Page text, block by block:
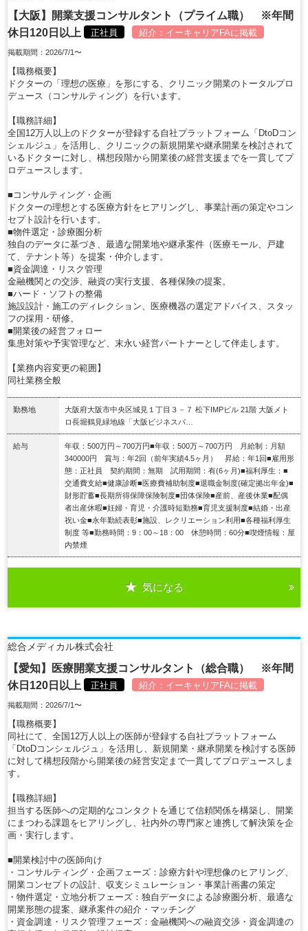
【大阪】開業支援コンサルタント（プライム職） ※年間
休日120日以上
正社員 紹介： イーキャリアFAに掲載
掲載期間：2026/7/1〜
【職務概要】
ドクターの「理想の医療」を形にする、クリニック開業のトータルプロ
デュース（コンサルティング）を行います。
【職務詳細】
全国12万人以上のドクターが登録する自社プラットフォーム「DtoDコン
シェルジュ」を活用し、クリニックの新規開業や継承開業を検討されて
いるドクターに対し、構想段階から開業後の経営支援までを一貫してプ
ロデュースします。
■コンサルティング・企画
ドクターの理想とする医療方針をヒアリングし、事業計画の策定やコン
セプト設計を行います。
■物件選定・診療圏分析
独自のデータに基づき、最適な開業地や継承案件（医療モール、戸建
て、テナント等）を提案・仲介します。
■資金調達・リスク管理
金融機関との交渉、融資の実行支援、各種保険の提案。
■ハード・ソフトの整備
施設設計・施工のディレクション、医療機器の選定アドバイス、スタッ
フの採用・研修。
■開業後の経営フォロー
集患対策や予実管理など、末永い経営パートナーとして伴走します。
【業務内容変更の範囲】
同社業務全般
勤務地
大阪府大阪市中央区城見１丁目３－７ 松下IMPビル 21階 大阪メト
ロ長堀鶴見緑地線「大阪ビジネスパ…
給与
年収：500万円～700万円■年収：500万～700万円 月給制：月額
340000円 賞与：年2回（前年実績4.5ヶ月） 昇給：年1回■雇用形
態：正社員 契約期間：無期 試用期間：有(6ヶ月)■福利厚生：■
交通費支給■健康診断■医療費補助制度■退職金制度(確定拠出年金)■
財形貯蓄■長期所得保障保険制度■団体保険■産前、産後休業■配偶
者出産休暇■妊婦・育児・介護時短勤務■育児支援制度■結婚・出産
祝い金■永年勤続表彰■施設、レクリエーション利用■各種福利厚生
制度 等■勤務時間：9：00～18：00 休憩時間：60分■喫煙情報：屋
内禁煙
気になる
総合メディカル株式会社
【愛知】医療開業支援コンサルタント（総合職） ※年間
休日120日以上
正社員 紹介： イーキャリアFAに掲載
掲載期間：2026/7/1〜
【職務概要】
同社にて、全国12万人以上の医師が登録する自社プラットフォーム
「DtoDコンシェルジュ」を活用し、新規開業・継承開業を検討する医師
に対して構想段階から開業後の経営安定まで一貫してプロデュースしま
す。
【職務詳細】
担当する医師への定期的なコンタクトを通じて信頼関係を構築し、開業
にまつわる課題をヒアリングし、社内外の専門家と連携して解決策を企
画・実行します。
■開業検討中の医師向け
・コンサルティング・企画フェーズ：診療方針や理想像のヒアリング、
開業コンセプトの設計、収支シミュレーション・事業計画書の策定
・物件選定・立地分析フェーズ：独自データによる診療圏分析、最適な
開業形態の提案、継承案件の紹介・マッチング
・資金調達・リスク管理フェーズ：金融機関への融資交渉・資金調達の